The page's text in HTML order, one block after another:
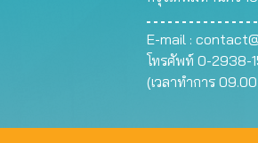
E-mail :
โทรศัพท์ 0-2938-
(เวลาทำการ